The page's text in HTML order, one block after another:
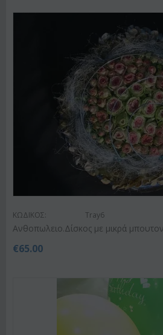
ΚΩΔΙΚΟΣ: Tray6
Ανθοπωλειο.Δίσκος με μικρά
€65.00